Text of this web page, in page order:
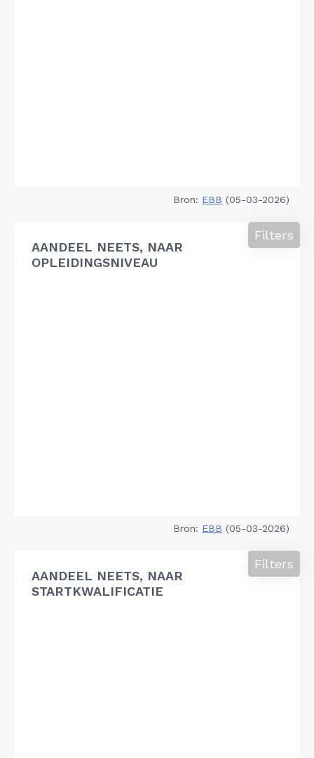
Bron: EBB (05-03-2026)
AANDEEL NEETS, NAAR
OPLEIDINGSNIVEAU
Filters
Bron: EBB (05-03-2026)
AANDEEL NEETS, NAAR
STARTKWALIFICATIE
Filters